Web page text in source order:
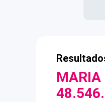
MARIA